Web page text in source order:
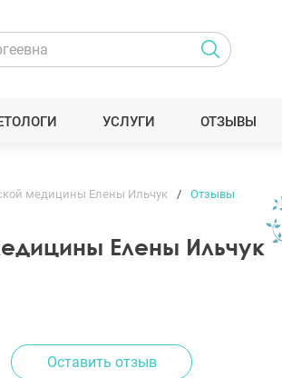
УСЛУГИ ОТЗЫВЫ
медицины Елены Ильчук Отзывы
Елены Ильчук
Оставить отзыв